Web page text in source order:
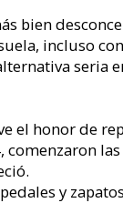
bien
incluso
seria
el honor de
comenzaron
y zapatos